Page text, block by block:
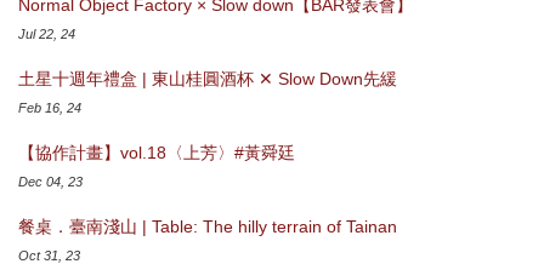
Normal Object Factory × Slow down【BÄR發表會】
Jul 22, 24
土星十週年禮盒 | 東山桂圓酒杯 ✕ Slow Down先緩
Feb 16, 24
【協作計畫】vol.18〈上芳〉#黃舜廷
Dec 04, 23
餐桌．臺南淺山 | Table: The hilly terrain of Tainan
Oct 31, 23